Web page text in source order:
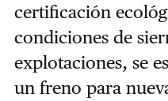
certificación
condiciones de
explotaciones, se
un freno para